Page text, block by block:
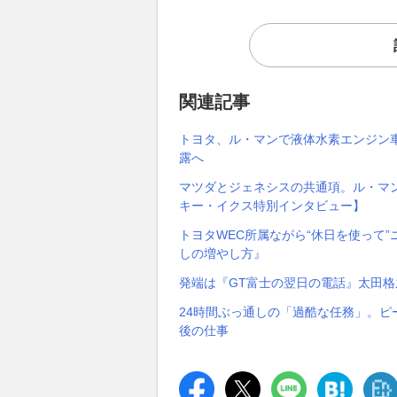
関連記事
トヨタ、ル・マンで液体水素エンジ
露へ
マツダとジェネシスの共通項。ル・
キー・イクス特別インタビュー】
トヨタWEC所属ながら“休日を使って
しの増やし方』
発端は『GT富士の翌日の電話』太田
24時間ぶっ通しの「過酷な任務」。
後の仕事